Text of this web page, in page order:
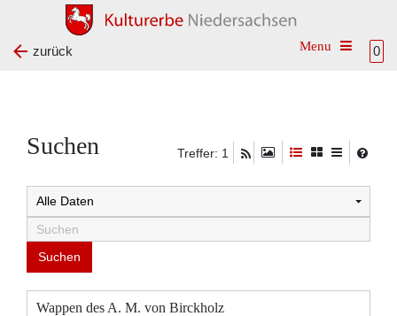
0
Toggle
zurück
Suchen Treffer: 1
Wappen des A. M. von Birckholz